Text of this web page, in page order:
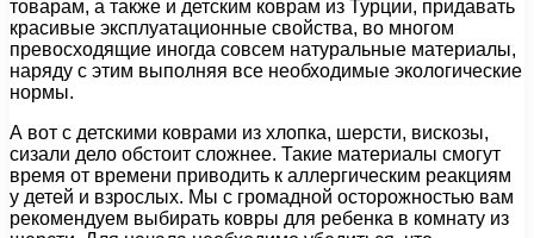
товарам, а также и детским коврам из Турции, придавать
красивые эксплуатационные свойства, во многом
превосходящие иногда совсем натуральные материалы,
наряду с этим выполняя все необходимые экологические
нормы.
А вот с детскими коврами из хлопка, шерсти, вискозы,
сизали дело обстоит сложнее. Такие материалы смогут
время от времени приводить к аллергическим реакциям
у детей и взрослых. Мы с громадной осторожностью вам
рекомендуем выбирать ковры для ребенка в комнату из